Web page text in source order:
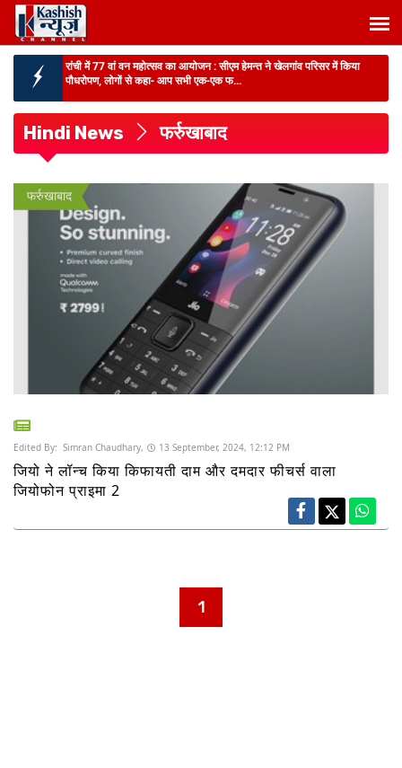
रांची में 77 वां वन महोत्सव का आयोजन :सीएम हेमन्त ने खेलगांव परिसर में किया
पौधरोपण, लोगों से कहा- आप सभी एक-एक फ...
अपील, कहा- मतदाता सूची में नाम...
BIHAR NEWS :राजस्व मंत्री दिलीप जायसवाल का अधिकारियों को अल्टीमेटम,
BIG BREAKING :
AEDO परीक्षा सेटिंग मामले में EOU की बड़ी कार्रवाई, दो और
गिरफ्तार...
BIHAR NEWS : पटना के सभी वार्डों में डोर-टू-डोर सेवा बहाल, शुक्रवार तक लगभग
9800 टन कचरे...
BIG BREAKING :
चाईबासा में 10 लाख के इनामी नक्सली सालुका कायम ने डाला
हथियार, 2 महिला माओव...
Hindi News फर्रुखाबाद
फर्रुखाबाद
Edited By: Simran Chaudhary, 13 September, 2024, 12:12 PM
जियो ने लॉन्च किया किफायती दाम और दमदार फीचर्स वाला
जियोफोन प्राइमा 2
1